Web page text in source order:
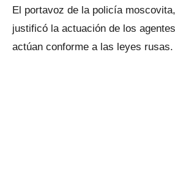
El portavoz de la policía
justificó la actuación de los
actúan conforme a las leyes rusas.